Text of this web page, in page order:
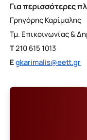
Για περισσότερες
Γρηγόρης Καρίμαλης
Τμ. Επικοινωνίας &
T210 615 1013
Egkarimalis@eett.gr